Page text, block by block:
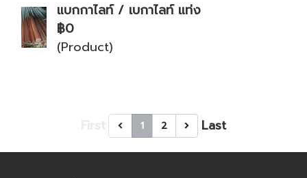
แบกกาไลท์ / เบกาไลท์ แท่ง
฿0
(Product)
1 2 Last